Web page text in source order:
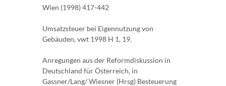
Wien (1998) 417-442
Umsatzsteuer bei Eigennutzung von
Gebäuden, vwt 1998 H 1, 19.
Anregungen aus der Reformdiskussion in
Deutschland für Österreich, in
Gassner/Lang/ Wiesner (Hrsg) Besteuerung